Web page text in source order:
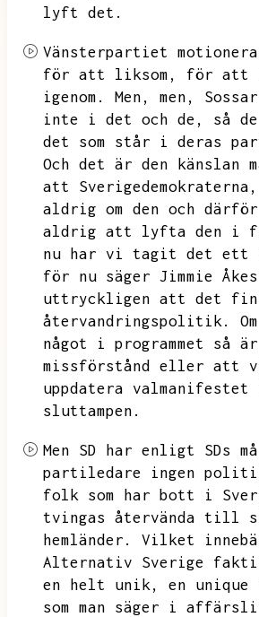
lyft det.
Vänsterpartiet
för att liksom,
för att
igenom.
Men, men,
inte i det och de,
så
det som står i deras
Och det är den känslan
att Sverigedemokraterna,
aldrig om den och därför
aldrig att lyfta den i
nu har vi tagit det
för nu säger Jimmie
uttryckligen att det
återvandringspolitik.
något i programmet så
missförstånd eller att
uppdatera valmanifestet
sluttampen.
Men SD har enligt SDs
partiledare ingen
folk som har bott i
tvingas återvända till
hemländer.
Vilket
Alternativ Sverige
en helt unik,
en
som man säger i